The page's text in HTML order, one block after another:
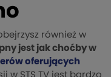
również w
jest jak choćby w
oferujących
w STS TV jest bardzo